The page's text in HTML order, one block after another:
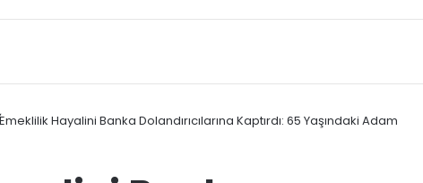
Emeklilik Hayalini Banka Dolandırıcılarına Kaptırdı: 65 Yaşındaki Adam